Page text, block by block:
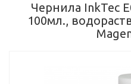
Чернила InkTec
100мл.,